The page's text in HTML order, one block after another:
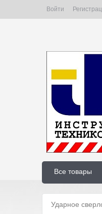
Войти
Все товары
Ударное